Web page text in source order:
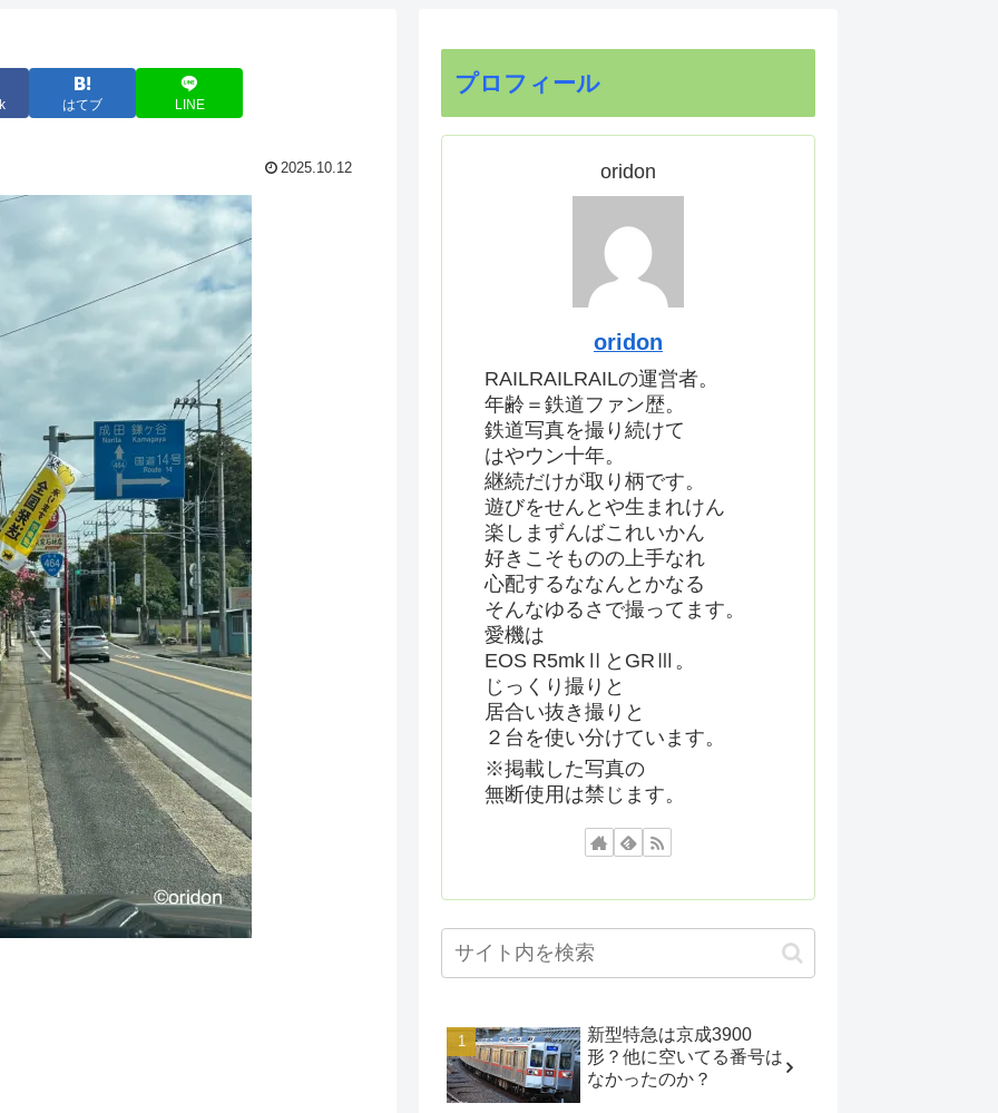
はてブ LINE
2025.10.12
プロフィール
oridon
oridon
RAILRAILRAILの運営者。
年齢＝鉄道ファン歴。
鉄道写真を撮り続けて
はやウン十年。
継続だけが取り柄です。
遊びをせんとや生まれけん
楽しまずんばこれいかん
好きこそものの上手なれ
心配するななんとかなる
そんなゆるさで撮ってます。
愛機は
EOS R5mkⅡとGRⅢ。
じっくり撮りと
居合い抜き撮りと
２台を使い分けています。
※掲載した写真の
無断使用は禁じます。
新型特急は京成3900
形？他に空いてる番号は
なかったのか？